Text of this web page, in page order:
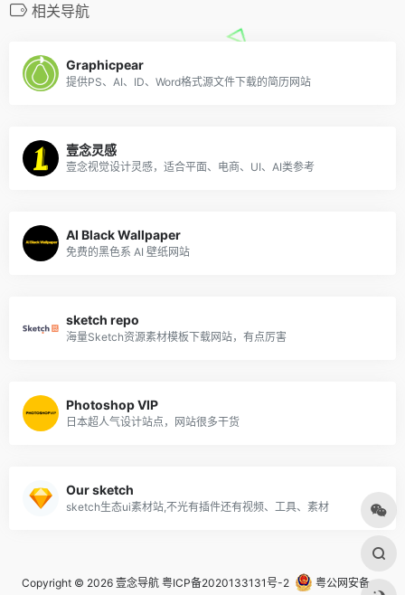
相关导航
Graphicpear
提供PS、AI、ID、Word格式源文件下载的简历网站
壹念灵感
壹念视觉设计灵感，适合平面、电商、UI、AI类参考
AI Black Wallpaper
免费的黑色系 AI 壁纸网站
sketch repo
海量Sketch资源素材模板下载网站，有点厉害
Photoshop VIP
日本超人气设计站点，网站很多干货
Our sketch
sketch生态ui素材站,不光有插件还有视频、工具、素材
Copyright © 2026 壹念导航 粤ICP备2020133131号-2 粤公网安备